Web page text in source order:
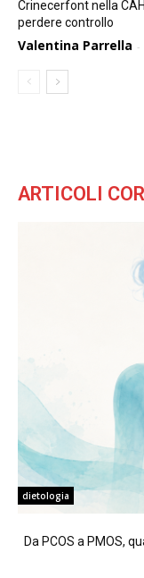
Crinecerfont nella
perdere controllo
Valentina Parrella -
ARTICOLI
dietologia
Da PCOS a PMOS,